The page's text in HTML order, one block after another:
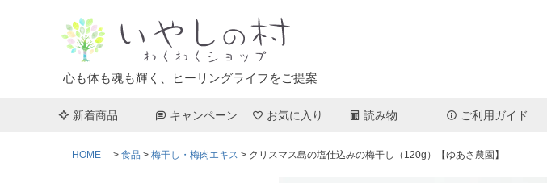
心も体も魂も輝く、ヒーリングライフをご提案
新着商品 キャンペーン お気に入り 読み物 ご利用ガイド
HOME 食品 梅干し・梅肉エキス クリスマス島の塩仕込みの梅干し（120g）【ゆあさ農園】